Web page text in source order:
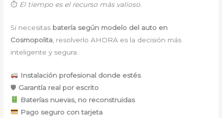
⏱ El tiempo es el recurso más valioso.
Si necesitas batería según modelo del auto en
Cosmopolita , resolverlo AHORA es la decisión más
inteligente y segura.
Instalación profesional donde estés
🛡 Garantía real por escrito
Baterías nuevas, no reconstruidas
Pago seguro con tarjeta